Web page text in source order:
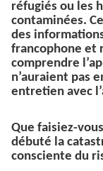
réfugiés ou les
contaminées.
des
francophone et
comprendre
n’auraient pas
entretien avec
Que faisiez-
débuté la
consciente du